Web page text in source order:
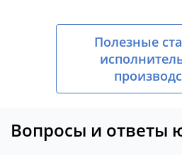
Полезные
Вопросы и ответы